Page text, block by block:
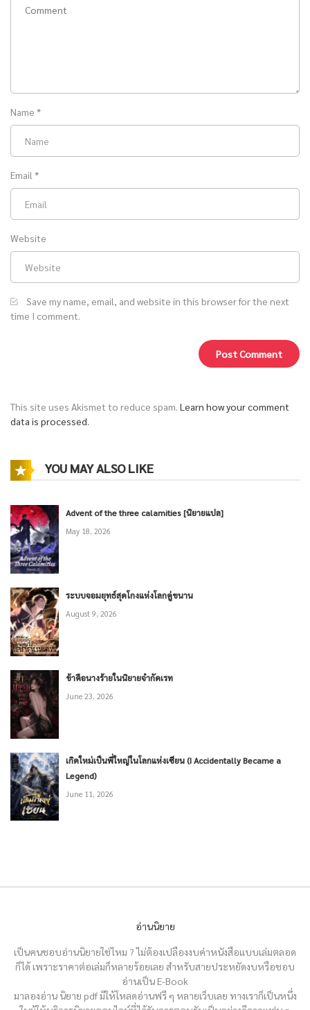
Name *
Email *
Website
Save my name, email, and website in this browser for the next
time I comment.
This site uses Akismet to reduce spam. Learn how your comment
data is processed.
YOU MAY ALSO LIKE
Advent of the three calamities [นิยายแปล]
May 18, 2026
ระบบจอมยุทธ์สุดโกงแห่งโลกคู่ขนาน
August 9, 2026
ข้าคือนางร้ายในนิยายจำกัดเรท
June 23, 2026
เกิดใหม่เป็นพี่ใหญ่ในโลกแห่งเซียน (I Accidentally Became a
Legend)
June 11, 2026
อ่านนิยาย
เป็นคนชอบอ่านนิยายใช่ไหม ? ไม่ต้องเปลืองงบค่าหนังสือแบบเล่มตลอด
ก็ได้ เพราะราคาต่อเล่มก็หลายร้อยเลย สำหรับสายประหยัดงบหรือชอบ
อ่านเป็น E-Book
มาลองอ่าน นิยาย pdf มีให้โหลดอ่านฟรี ๆ หลายเว็บเลย ทางเราก็เป็นหนึ่ง